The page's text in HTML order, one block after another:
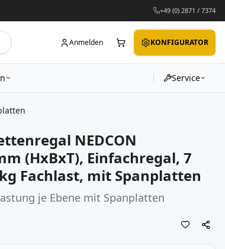
+49 (0) 2871 / 7374
Anmelden KONFIGURATOR
Service
NEDCON
(HxBxT), Einfachregal, 7
Fachlast, mit Spanplatten
je Ebene mit Spanplatten